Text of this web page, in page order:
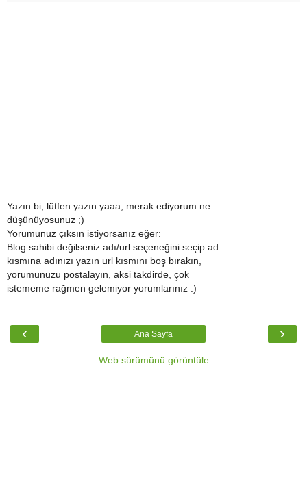
Yazın bi, lütfen yazın yaaa, merak ediyorum ne
düşünüyosunuz ;)
Yorumunuz çıksın istiyorsanız eğer:
Blog sahibi değilseniz adı/url seçeneğini seçip ad
kısmına adınızı yazın url kısmını boş bırakın,
yorumunuzu postalayın, aksi takdirde, çok
istememe rağmen gelemiyor yorumlarınız :)
‹ ›
Ana Sayfa
Web sürümünü görüntüle